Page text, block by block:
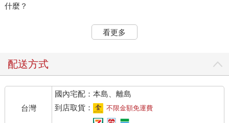
什麼？
CPI，全名為「消費者物價指數」（Consumer Price Index），是
衡量一般家庭購買商品與服務所支付價格變動的平均指標。它包
務的價格變化加權計算而得。PPI，則是「生產者物價指數」
本變動，主要涵蓋原物料、半成品等。
若PPI先上升，往往代表生產端成本增加，未來CPI也有可能隨之
上漲。但這兩者不一定同步。2022年臺灣的PPI增幅一度超過
看更多
配送方式
台灣
國內宅配：本島、離島
到店取貨：
不限金額免運費